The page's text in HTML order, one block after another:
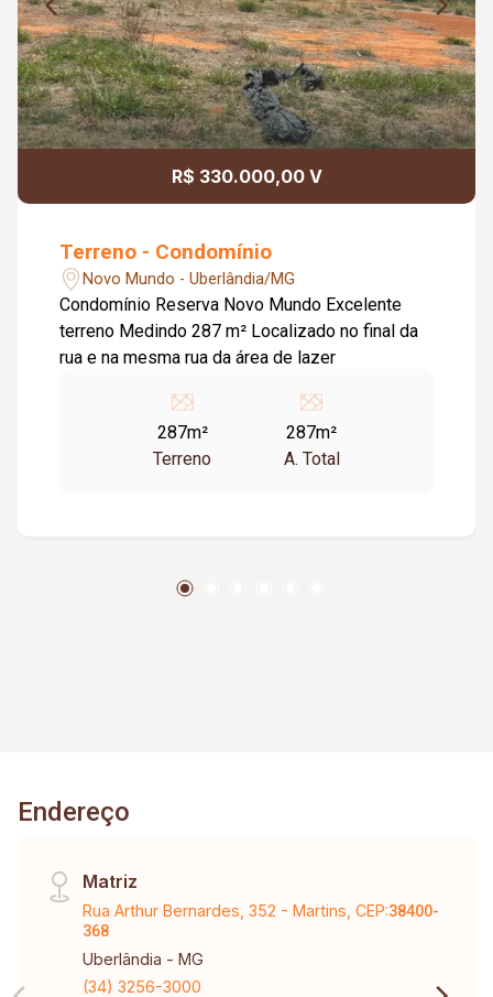
R$ 330.000,00 V
Terreno - Condomínio
Novo Mundo - Uberlândia/MG
Condomínio Reserva Novo Mundo Excelente
terreno Medindo 287 m² Localizado no final da
rua e na mesma rua da área de lazer
287m²
Terreno
287m²
A. Total
Endereço
Matriz
Rua Arthur Bernardes, 352 - Martins, CEP:38400-
368
Uberlândia - MG
(34) 3256-3000